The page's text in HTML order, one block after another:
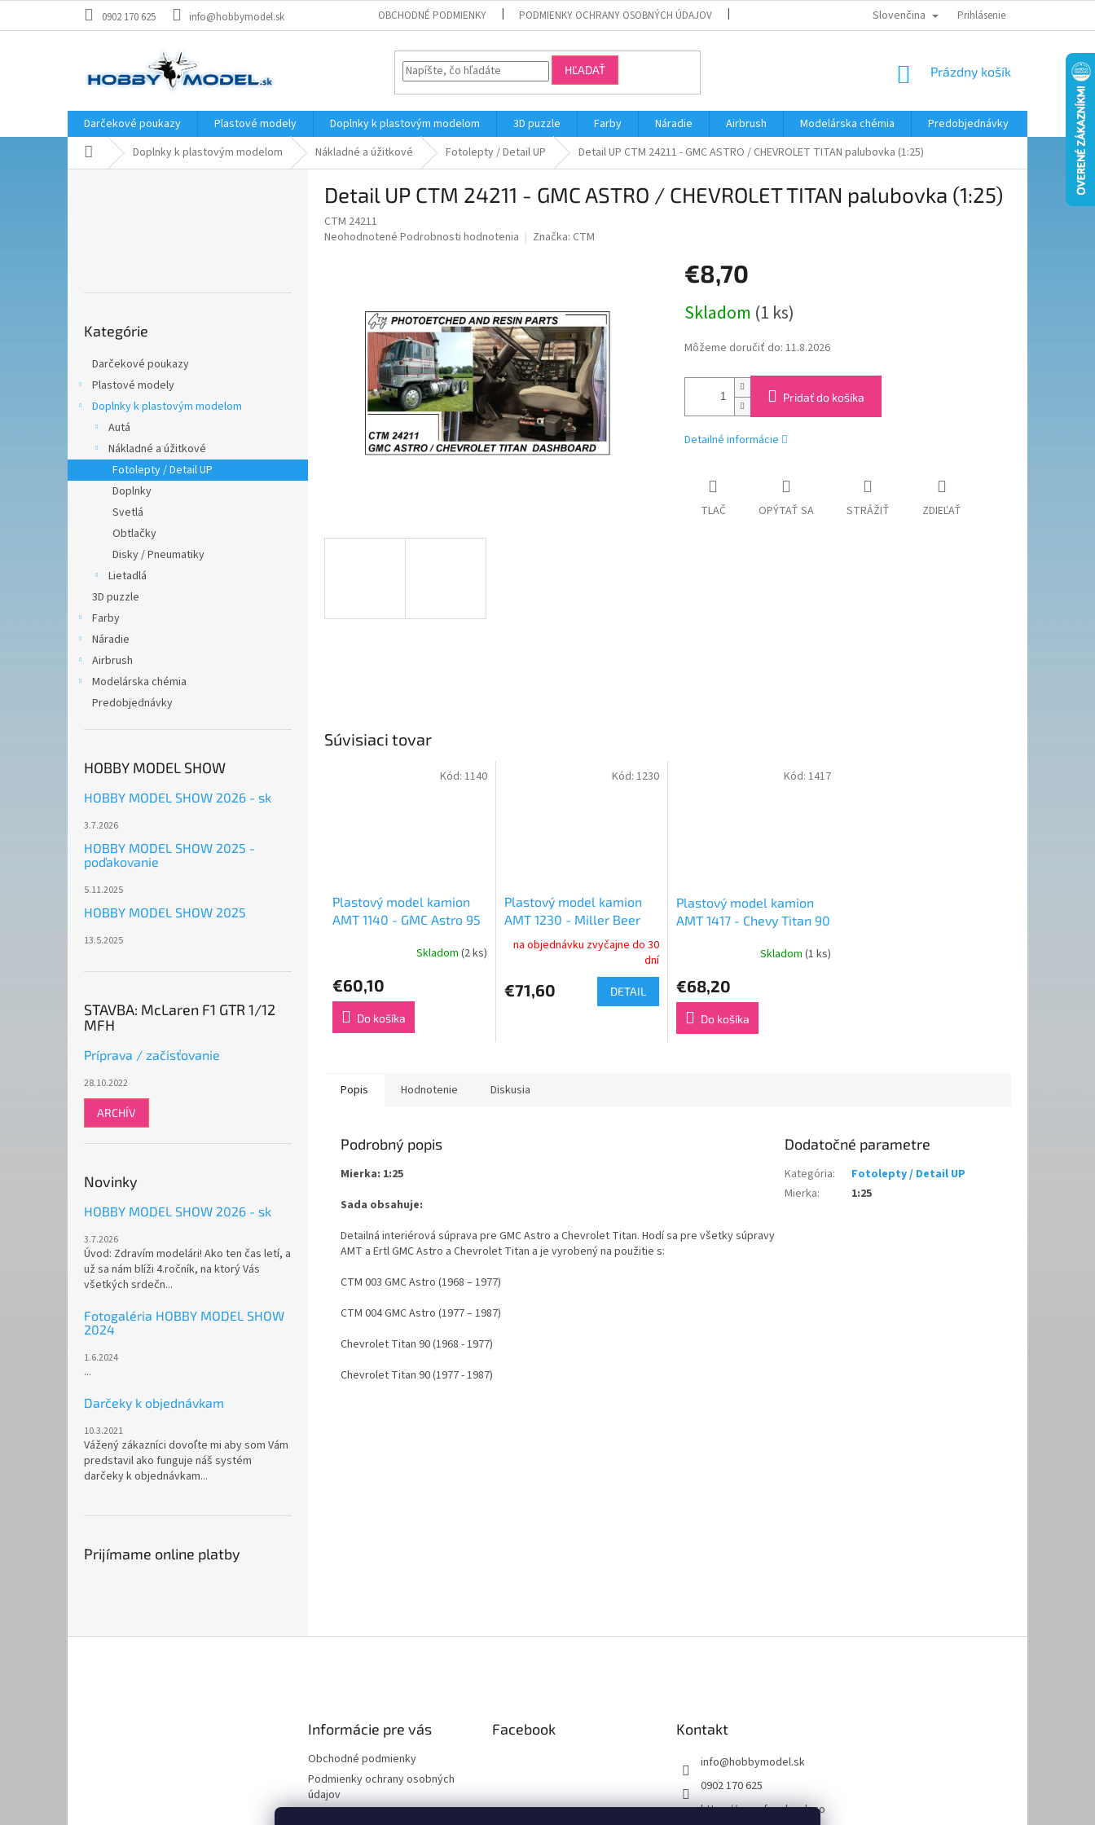
0902 170 625 info@hobbymodel.sk OBCHODNÉ PODMIENKY PODMIENKY OCHRANY OSOBNÝCH ÚDAJOV MODELÁRSKY KRÚŽOK
Slovenčina Prihlásenie
HĽADAŤ
NÁKUPNÝ
Prázdny košík
Darčekové poukazy Plastové modely Doplnky k plastovým modelom 3D puzzle Farby Náradie Airbrush Modelárska chémia
Predobjednávky
DomovDoplnky k plastovým modelom Nákladné a úžitkové Fotolepty / Detail UP Detail UP CTM 24211 - GMC ASTRO / CHEVROLET TITAN palubovka (1:25)
kategórie
Kategórie
Darčekové poukazy
Plastové modely
Doplnky k plastovým modelom
Autá
Nákladné a úžitkové
Fotolepty / Detail UP
Doplnky
Svetlá
Obtlačky
Disky / Pneumatiky
Lietadlá
3D puzzle
Farby
Náradie
Airbrush
Modelárska chémia
Predobjednávky
HOBBY MODEL SHOW
HOBBY MODEL SHOW 2026 - sk
3.7.2026
HOBBY MODEL SHOW 2025 -
poďakovanie
5.11.2025
HOBBY MODEL SHOW 2025
13.5.2025
STAVBA: McLaren F1 GTR 1/12
MFH
Príprava / začisťovanie
28.10.2022
ARCHÍV
Novinky
HOBBY MODEL SHOW 2026 - sk
3.7.2026
Úvod: Zdravím modelári! Ako ten čas letí, a
už sa nám blíži 4.ročník, na ktorý Vás
všetkých srdečn...
Fotogaléria HOBBY MODEL SHOW
2024
1.6.2024
...
Darčeky k objednávkam
10.3.2021
Vážený zákazníci dovoľte mi aby som Vám
predstavil ako funguje náš systém
darčeky k objednávkam...
Prijímame online platby
Detail UP CTM 24211 - GMC ASTRO / CHEVROLET TITAN palubovka (1:25)
CTM 24211
Priemerné
Neohodnotené Podrobnosti hodnotenia Značka: CTM
€8,70
cena:
Skladom (1 ks)
Môžeme doručiť do: 11.8.2026
Pridať do košíka
Detailné informácie
TLAČ OPÝTAŤ SA STRÁŽIŤ ZDIEĽAŤ
Súvisiaci tovar
Plastový model kamion
AMT 1140 - GMC Astro 95
Skladom (2 ks)
€60,10
Do košíka
Kód: 1140
Plastový model kamion
AMT 1230 - Miller Beer
GMC Astro 95 Semi
Tractor Cab (1:25)
na objednávku zvyčajne do 30
dní
€71,60 DETAIL
Kód: 1230
Plastový model kamion
AMT 1417 - Chevy Titan 90
Skladom(1 ks)
€68,20
Do košíka
Kód:1417
Popis Hodnotenie Diskusia
Podrobný popis
Mierka: 1:25
Sada obsahuje:
Detailná interiérová súprava pre GMC Astro a Chevrolet Titan. Hodí sa pre všetky súpravy
AMT a Ertl GMC Astro a Chevrolet Titan a je vyrobený na použitie s:
CTM 003 GMC Astro (1968 – 1977)
CTM 004 GMC Astro (1977 – 1987)
Chevrolet Titan 90 (1968 - 1977)
Chevrolet Titan 90 (1977 - 1987)
Dodatočné parametre
Kategória:
Fotolepty / Detail UP
Mierka: 1:25
Informácie pre vás
Obchodné podmienky
Podmienky ochrany osobných
údajov
Facebook Kontakt
info@hobbymodel.sk
0902 170 625
https://www.facebook.co